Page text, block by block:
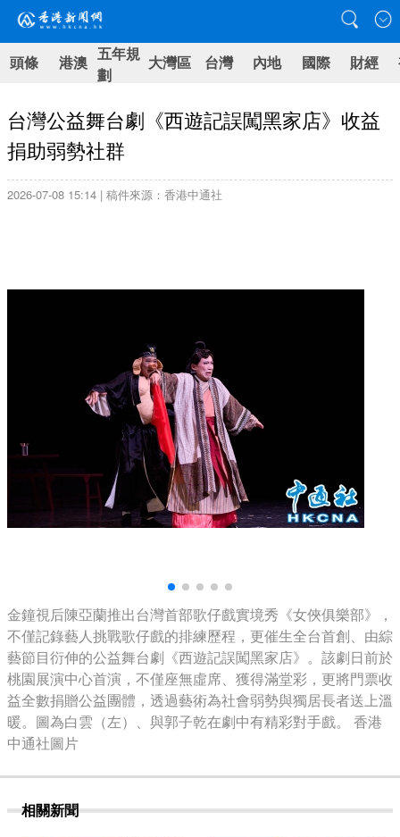
頭條 港澳 五年規
劃
大灣區 台灣 內地 國際 財經
台灣公益舞台劇《西遊記誤闖黑家店》收益
捐助弱勢社群
2026-07-08 15:14 | 稿件來源：香港中通社
金鐘視后陳亞蘭推出台灣首部歌仔戲實境秀《女俠俱樂部》，
不僅記錄藝人挑戰歌仔戲的排練歷程，更催生全台首創、由綜
藝節目衍伸的公益舞台劇《西遊記誤闖黑家店》。該劇日前於
桃園展演中心首演，不僅座無虛席、獲得滿堂彩，更將門票收
益全數捐贈公益團體，透過藝術為社會弱勢與獨居長者送上溫
暖。圖為白雲（左）、與郭子乾在劇中有精彩對手戲。 香港
中通社圖片
相關新聞